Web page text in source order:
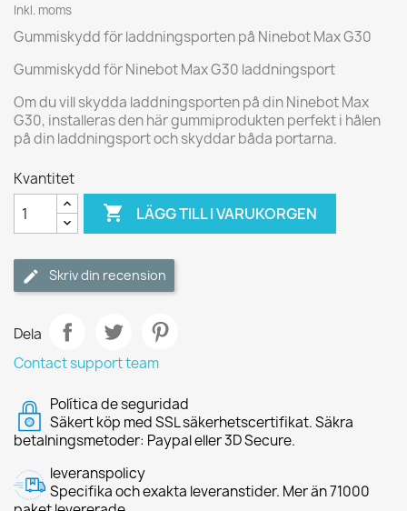
Inkl. moms
Gummiskydd för laddningsporten på Ninebot Max G30
Gummiskydd för Ninebot Max G30 laddningsport
Om du vill skydda laddningsporten på din Ninebot Max
G30, installeras den här gummiprodukten perfekt i hålen
på din laddningsport och skyddar båda portarna.
Kvantitet
 LÄGG TILL I VARUKORGEN
Skriv din recension
Dela
Contact support team
Política de seguridad
Säkert köp med SSL säkerhetscertifikat. Säkra
betalningsmetoder: Paypal eller 3D Secure.
leveranspolicy
Specifika och exakta leveranstider. Mer än 71000